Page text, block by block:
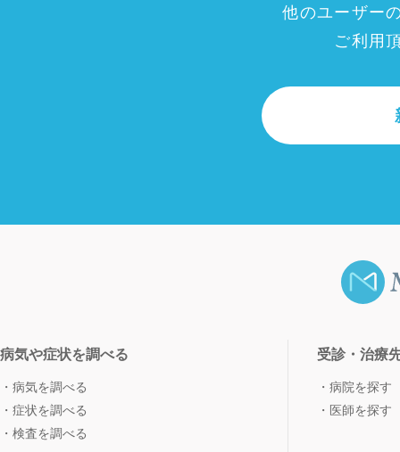
他のユーザー
ご利用
病気や症状を調べる
病気を調べる
症状を調べる
検査を調べる
受診・治療
病院を探す
医師を探す